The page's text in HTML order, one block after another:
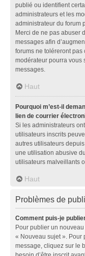
publié ou identifient
administrateurs et les
administrateur du forum
Merci de ne pas abuser
messages afin
forums ne toléreront pas
modérateur pourra vous
messages.
Haut
Pourquoi m’est-il
lien de courrier
Si les administrateurs
utilisateurs inscrits
autres utilisateurs
une utilisation abusive
utilisateurs malveillants
Haut
Problèmes de
Comment puis-je
Pour publier un
« Nouveau sujet ». Pour
message, cliquez sur le